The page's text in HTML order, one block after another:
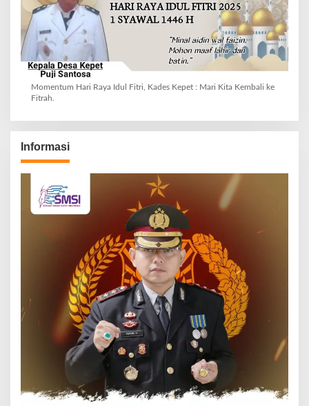
Momentum Hari Raya Idul Fitri, Kades Kepet : Mari Kita Kembali ke
Fitrah.
Informasi